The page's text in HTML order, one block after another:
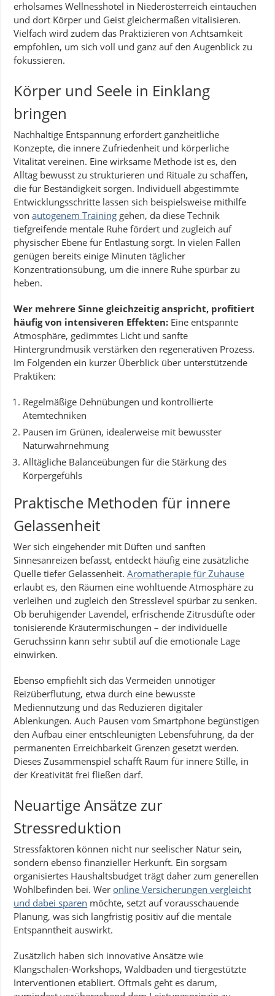
erholsames Wellnesshotel in Niederösterreich eintauchen
und dort Körper und Geist gleichermaßen vitalisieren.
Vielfach wird zudem das Praktizieren von Achtsamkeit
empfohlen, um sich voll und ganz auf den Augenblick zu
fokussieren.
Körper und Seele in Einklang
bringen
Nachhaltige Entspannung erfordert ganzheitliche
Konzepte, die innere Zufriedenheit und körperliche
Vitalität vereinen. Eine wirksame Methode ist es, den
Alltag bewusst zu strukturieren und Rituale zu schaffen,
die für Beständigkeit sorgen. Individuell abgestimmte
Entwicklungsschritte lassen sich beispielsweise mithilfe
vonautogenem Training gehen, da diese Technik
tiefgreifende mentale Ruhe fördert und zugleich auf
physischer Ebene für Entlastung sorgt. In vielen Fällen
genügen bereits einige Minuten täglicher
Konzentrationsübung, um die innere Ruhe spürbar zu
heben.
Wer mehrere Sinne gleichzeitig anspricht, profitiert
häufig von intensiveren Effekten: Eine entspannte
Atmosphäre, gedimmtes Licht und sanfte
Hintergrundmusik verstärken den regenerativen Prozess.
Im Folgenden ein kurzer Überblick über unterstützende
Praktiken:
Regelmäßige Dehnübungen und kontrollierte
Atemtechniken
Pausen im Grünen, idealerweise mit bewusster
Naturwahrnehmung
Alltägliche Balanceübungen für die Stärkung des
Körpergefühls
Praktische Methoden für innere
Gelassenheit
Wer sich eingehender mit Düften und sanften
Sinnesanreizen befasst, entdeckt häufig eine zusätzliche
Quelle tiefer Gelassenheit.Aromatherapie für Zuhause
erlaubt es, den Räumen eine wohltuende Atmosphäre zu
verleihen und zugleich den Stresslevel spürbar zu senken.
Ob beruhigender Lavendel, erfrischende Zitrusdüfte oder
tonisierende Kräutermischungen – der individuelle
Geruchssinn kann sehr subtil auf die emotionale Lage
einwirken.
Ebenso empfiehlt sich das Vermeiden unnötiger
Reizüberflutung, etwa durch eine bewusste
Mediennutzung und das Reduzieren digitaler
Ablenkungen. Auch Pausen vom Smartphone begünstigen
den Aufbau einer entschleunigten Lebensführung, da der
permanenten Erreichbarkeit Grenzen gesetzt werden.
Dieses Zusammenspiel schafft Raum für innere Stille, in
der Kreativität frei fließen darf.
Neuartige Ansätze zur
Stressreduktion
Stressfaktoren können nicht nur seelischer Natur sein,
sondern ebenso finanzieller Herkunft. Ein sorgsam
organisiertes Haushaltsbudget trägt daher zum generellen
Wohlbefinden bei. Wer online Versicherungen vergleicht
und dabei sparen möchte, setzt auf vorausschauende
Planung, was sich langfristig positiv auf die mentale
Entspanntheit auswirkt.
Zusätzlich haben sich innovative Ansätze wie
Klangschalen-Workshops, Waldbaden und tiergestützte
Interventionen etabliert. Oftmals geht es darum,